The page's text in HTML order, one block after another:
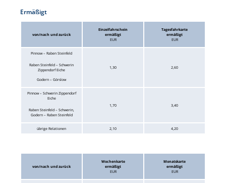
Ermäßigt
von/nach und zurück
Einzelfahrschein
ermäßigt
EUR
Tagesfahrkarte
ermäßigt
EUR
Pinnow – Raben Steinfeld
Raben Steinfeld – Schwerin
Zippendorf Eiche
Godern – Görslow
1,30 2,60
Pinnow – Schwerin Zippendorf
Eiche
Raben Steinfeld – Schwerin,
Godern – Raben Steinfeld
1,70 3,40
übrige Relationen 2,10 4,20
von/nach und zurück
Wochenkarte
ermäßigt
EUR
Monatskarte
ermäßigt
EUR